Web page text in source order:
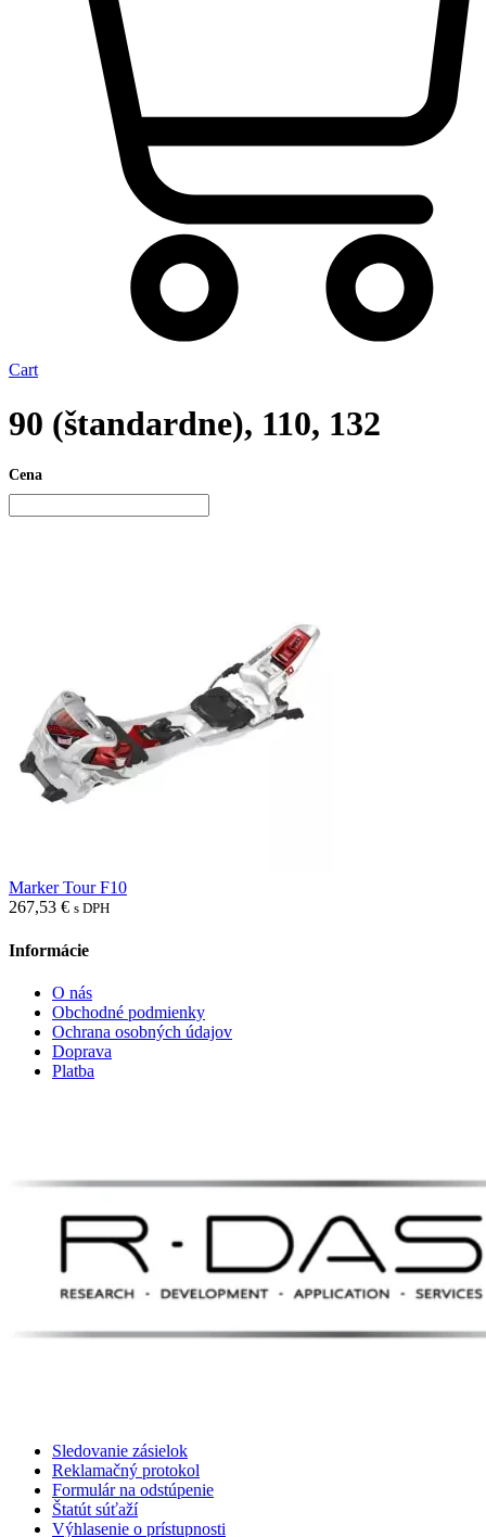
Cart
90 (štandardne), 110, 132
Cena
Marker Tour F10
267,53 € s DPH
Informácie
O nás
Obchodné podmienky
Ochrana osobných údajov
Doprava
Platba
Sledovanie zásielok
Reklamačný protokol
Formulár na odstúpenie
Štatút súťaží
Výhlasenie o prístupnosti